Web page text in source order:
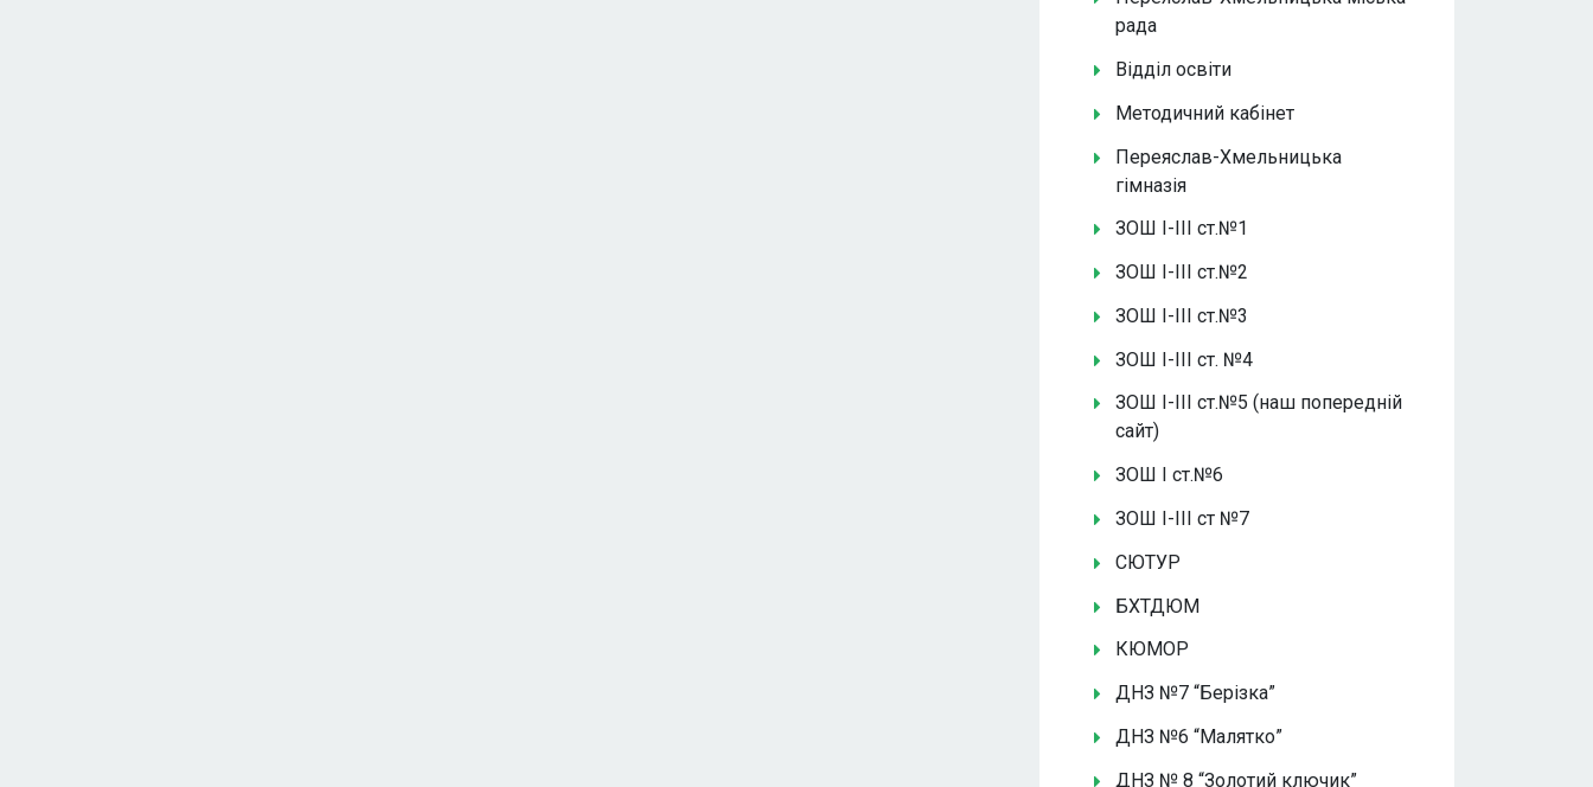
рада
Відділ освіти
Методичний кабінет
Переяслав-Хмельницька
гімназія
ЗОШ І-ІІІ ст.№1
ЗОШ І-ІІІ ст.№2
ЗОШ І-ІІІ ст.№3
ЗОШ І-ІІІ ст. №4
ЗОШ І-ІІІ ст.№5 (наш попередній
сайт)
ЗОШ І ст.№6
ЗОШ І-ІІІ ст №7
СЮТУР
БХТДЮМ
КЮМОР
ДНЗ №7 “Берізка”
ДНЗ №6 “Малятко”
ДНЗ № 8 “Золотий ключик”